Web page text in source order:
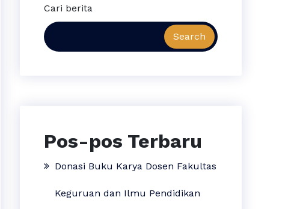
Cari berita
Search
Pos-pos Terbaru
Donasi Buku Karya Dosen Fakultas
Keguruan dan Ilmu Pendidikan